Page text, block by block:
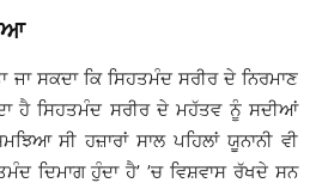
ਸਕਦਾ ਕਿ ਸਿਹਤਮੰਦ ਸਰੀਰ ਦੇ ਨਿਰਮਾਣ
ਹੈ ਸਿਹਤਮੰਦ ਸਰੀਰ ਦੇ ਮਹੱਤਵ ਨੂੰ ਸਦੀਆਂ
ਸੀ ਹਜ਼ਾਰਾਂ ਸਾਲ ਪਹਿਲਾਂ ਯੂਨਾਨੀ ਵੀ
ਦਿਮਾਗ ਹੁੰਦਾ ਹੈ’ ’ਚ ਵਿਸ਼ਵਾਸ ਰੱਖਦੇ ਸਨ